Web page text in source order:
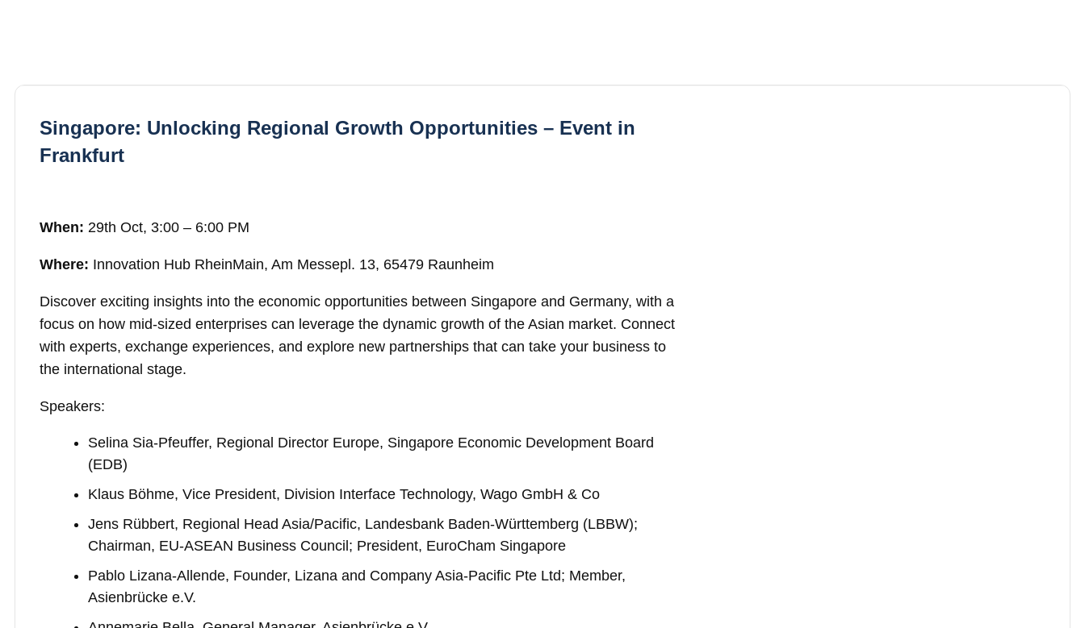
Singapore: Unlocking Regional Growth Opportunities – Event in
Frankfurt
When: 29th Oct, 3:00 – 6:00 PM
Where: Innovation Hub RheinMain, Am Messepl. 13, 65479 Raunheim
Discover exciting insights into the economic opportunities between Singapore and Germany, with a
focus on how mid-sized enterprises can leverage the dynamic growth of the Asian market. Connect
with experts, exchange experiences, and explore new partnerships that can take your business to
the international stage.
Speakers:
Selina Sia-Pfeuffer, Regional Director Europe, Singapore Economic Development Board
(EDB)
Klaus Böhme, Vice President, Division Interface Technology, Wago GmbH & Co
Jens Rübbert, Regional Head Asia/Pacific, Landesbank Baden-Württemberg (LBBW);
Chairman, EU-ASEAN Business Council; President, EuroCham Singapore
Pablo Lizana-Allende, Founder, Lizana and Company Asia-Pacific Pte Ltd; Member,
Asienbrücke e.V.